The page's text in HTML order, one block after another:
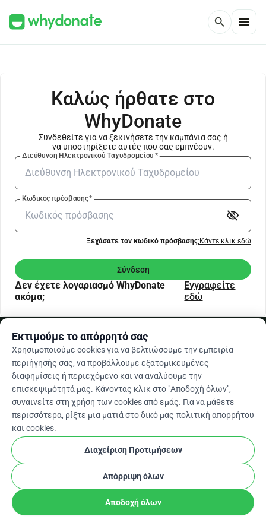
search menu
Καλώς ήρθατε στο
WhyDonate
Συνδεθείτε για να ξεκινήσετε την καμπάνια σας ή
να υποστηρίξετε αυτές που σας εμπνέουν.
Διεύθυνση Ηλεκτρονικού Ταχυδρομείου *
Κωδικός πρόσβασης*
visibility_off
Ξεχάσατε τον κωδικό πρόσβασης;Κάντε κλικ εδώ
Σύνδεση
Δεν έχετε λογαριασμό WhyDonate
ακόμα;
Εγγραφείτε
εδώ
Elarrow_drop_down cookie
Εκτιμούμε το απόρρητό σας
Χρησιμοποιούμε cookies για να βελτιώσουμε την εμπειρία
περιήγησής σας, να προβάλλουμε εξατομικευμένες
διαφημίσεις ή περιεχόμενο και να αναλύουμε την
επισκεψιμότητά μας. Κάνοντας κλικ στο "Αποδοχή όλων",
συναινείτε στη χρήση των cookies από εμάς. Για να μάθετε
περισσότερα, ρίξτε μια ματιά στο δικό μας πολιτική απορρήτου
και cookies.
Διαχείριση Προτιμήσεων
Απόρριψη όλων
Αποδοχή όλων